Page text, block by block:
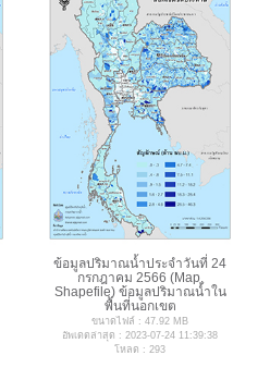
ข้อมูลปริมาณน้ำประจำวันที่ 24
กรกฎาคม 2566 (Map,
Shapefile) ข้อมูลปริมาณน้ำใน
พื้นที่นอกเขต
ขนาดไฟล์ : 47.92 MB
อัพเดตล่าสุด : 2023-07-24 11:39:38
โหลด : 293